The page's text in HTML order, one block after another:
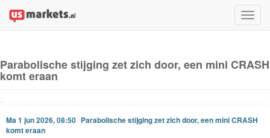
Toggle
Parabolische stijging zet zich door, een mini CRASH
komt eraan
Ma 1 jun 2026, 08:50 Parabolische stijging zet zich door, een mini CRASH
komt eraan